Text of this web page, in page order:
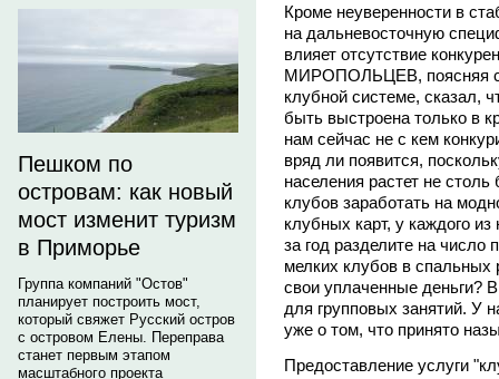
Пешком по
островам: как новый
мост изменит туризм
в Приморье
Группа компаний "Остов"
планирует построить мост,
который свяжет Русский остров
с островом Елены. Переправа
станет первым этапом
масштабного проекта
Кроме неуверенности в
на дальневосточную
влияет отсутствие
МИРОПОЛЬЦЕВ, поясняя
клубной системе, сказал,
быть выстроена только в
нам сейчас не с кем
вряд ли появится,
населения растет не
клубов заработать на
клубных карт, у каждого
за год разделите на число
мелких клубов в спальных
свои уплаченные деньги?
для групповых занятий. У
уже о том, что принято
Предоставление услуги